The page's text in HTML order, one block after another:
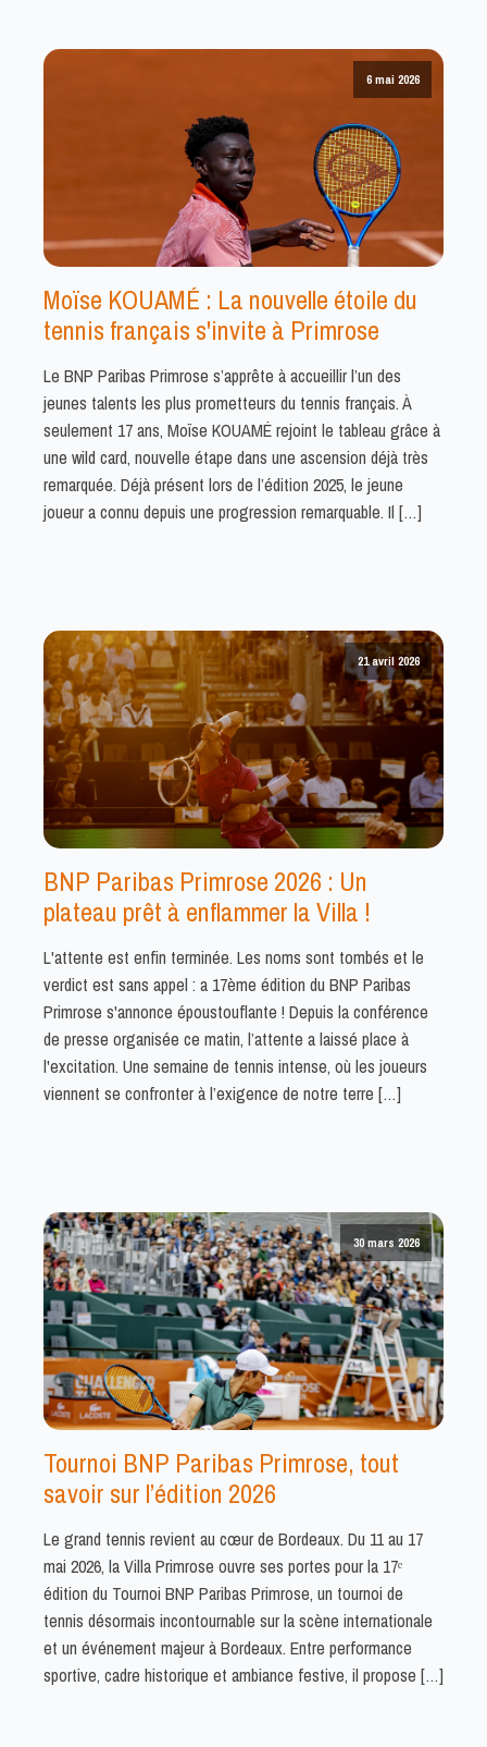
6 mai 2026
Moïse KOUAMÉ : La nouvelle étoile du
tennis français s'invite à Primrose
Le BNP Paribas Primrose s’apprête à accueillir l’un des
jeunes talents les plus prometteurs du tennis français. À
seulement 17 ans, Moïse KOUAMÉ rejoint le tableau grâce à
une wild card, nouvelle étape dans une ascension déjà très
remarquée. Déjà présent lors de l’édition 2025, le jeune
joueur a connu depuis une progression remarquable. Il […]
21 avril 2026
BNP Paribas Primrose 2026 : Un
plateau prêt à enflammer la Villa !
L'attente est enfin terminée. Les noms sont tombés et le
verdict est sans appel : a 17ème édition du BNP Paribas
Primrose s'annonce époustouflante ! Depuis la conférence
de presse organisée ce matin, l’attente a laissé place à
l'excitation. Une semaine de tennis intense, où les joueurs
viennent se confronter à l’exigence de notre terre […]
30 mars 2026
Tournoi BNP Paribas Primrose, tout
savoir sur l’édition 2026
Le grand tennis revient au cœur de Bordeaux. Du 11 au 17
mai 2026, la Villa Primrose ouvre ses portes pour la 17ᵉ
édition du Tournoi BNP Paribas Primrose, un tournoi de
tennis désormais incontournable sur la scène internationale
et un événement majeur à Bordeaux. Entre performance
sportive, cadre historique et ambiance festive, il propose […]